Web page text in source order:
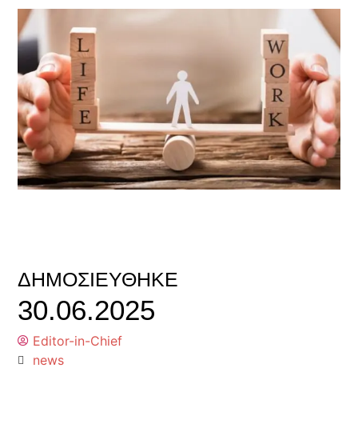
ΔΗΜΟΣΙΕΎΘΗΚΕ
30.06.2025
Editor-in-Chief
news